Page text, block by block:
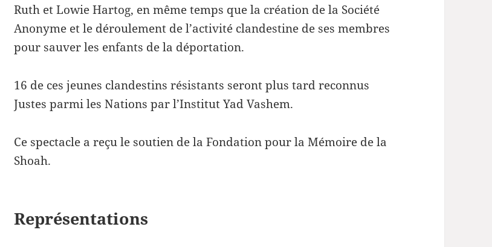
Ruth et Lowie Hartog, en même temps que la création de la Société
Anonyme et le déroulement de l’activité clandestine de ses membres
pour sauver les enfants de la déportation.
16 de ces jeunes clandestins résistants seront plus tard reconnus
Justes parmi les Nations par l’Institut Yad Vashem.
Ce spectacle a reçu le soutien de la Fondation pour la Mémoire de la
Shoah.
Représentations